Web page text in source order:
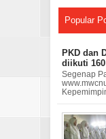
Popular
PKD dan
diikuti
Segenap